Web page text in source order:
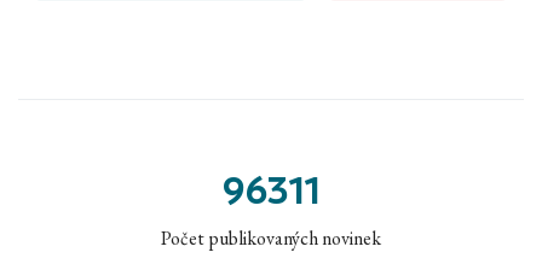
96311
Počet publikovaných novinek